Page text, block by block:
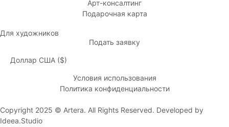
Арт-консалтинг
Подарочная карта
Для художников
Подать заявку
Доллар США ($)
Условия использования
Политика конфиденциальности
Copyright 2025 © Artera. All Rights Reserved. Developed by
Ideea.Studio